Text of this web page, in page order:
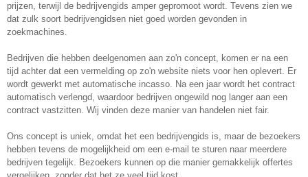
prijzen, terwijl de bedrijvengids amper gepromoot wordt. Tevens zien we
dat zulk soort bedrijvengidsen niet goed worden gevonden in
zoekmachines.
Bedrijven die hebben deelgenomen aan zo'n concept, komen er na een
tijd achter dat een vermelding op zo'n website niets voor hen oplevert. Er
wordt gewerkt met automatische incasso. Na een jaar wordt het contract
automatisch verlengd, waardoor bedrijven ongewild nog langer aan een
contract vastzitten. Wij vinden deze manier van handelen niet fair.
Ons concept is uniek, omdat het een bedrijvengids is, maar de bezoekers
hebben tevens de mogelijkheid om een e-mail te sturen naar meerdere
bedrijven tegelijk. Bezoekers kunnen op die manier gemakkelijk offertes